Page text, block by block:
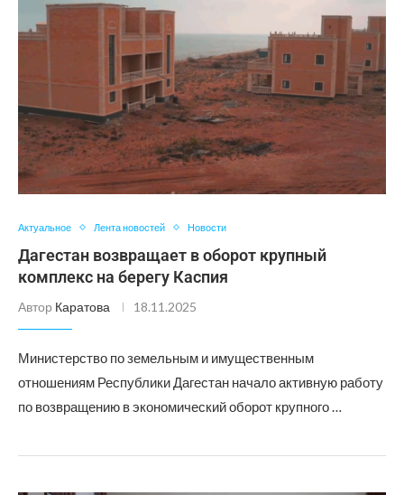
Актуальное Лента новостей Новости
Дагестан возвращает в оборот крупный
комплекс на берегу Каспия
Автор Каратова 18.11.2025
Министерство по земельным и имущественным
отношениям Республики Дагестан начало активную работу
по возвращению в экономический оборот крупного …